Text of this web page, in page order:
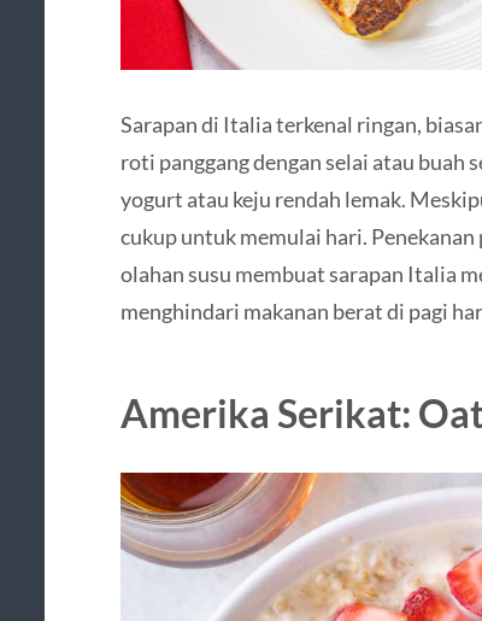
Sarapan di Italia terkenal ringan,
roti panggang dengan selai atau buah
yogurt atau keju rendah lemak.
cukup untuk memulai hari.
olahan susu membuat sarapan Italia
menghindari makanan berat di pagi
Amerika Serikat: